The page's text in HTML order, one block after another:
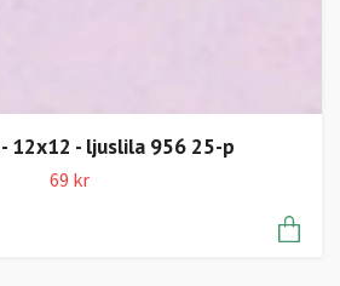
12x12 - ljuslila 956 25-p
69 kr